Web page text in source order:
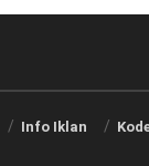
Info Iklan